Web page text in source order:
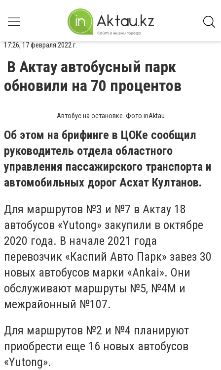
17:26, 17 февраля 2022 г.
В Актау автобусный парк
обновили на 70 процентов
Автобус на остановке. Фото inAktau
Об этом на брифинге в ЦОКе сообщил
руководитель отдела областного
управления пассажирского транспорта и
автомобильных дорог Асхат Култанов.
Для маршрутов №3 и №7 в Актау 18
автобусов «Yutong» закупили в октябре
2020 года. В начале 2021 года
перевозчик «Каспий Авто Парк» завез 30
новых автобусов марки «Ankai». Они
обслуживают маршруты №5, №4М и
межрайонный №107.
Для маршрутов №2 и №4 планируют
приобрести еще 16 новых автобусов
«Yutong».